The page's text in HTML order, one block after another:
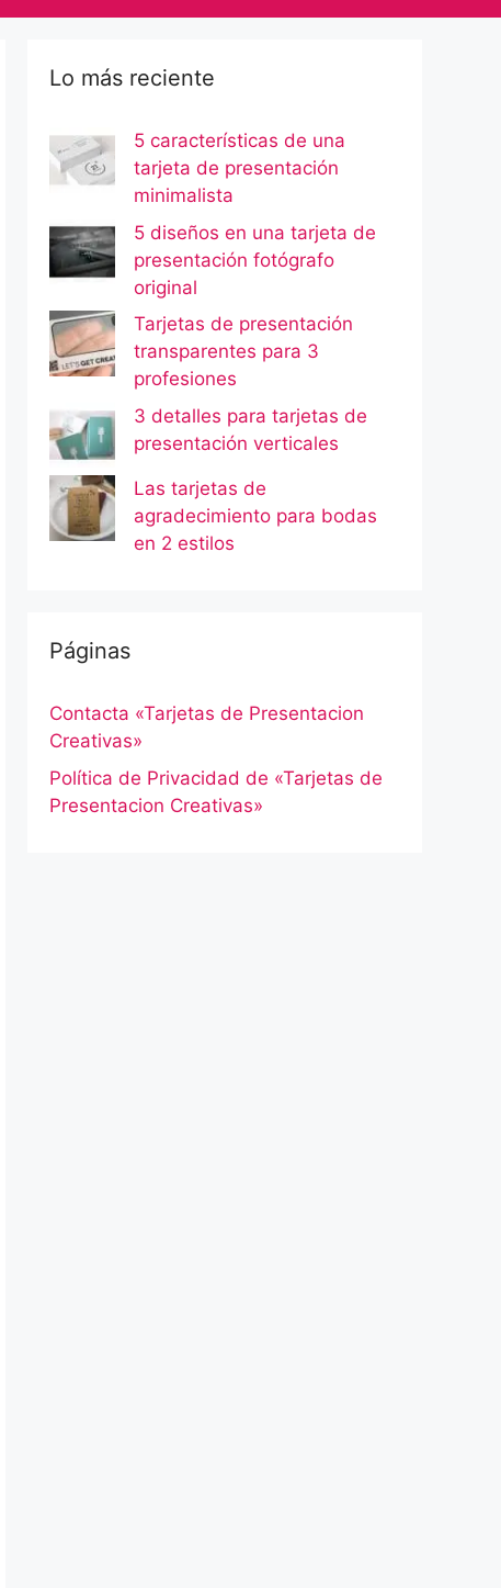
Lo más reciente
5 características de una
tarjeta de presentación
minimalista
5 diseños en una tarjeta de
presentación fotógrafo
original
Tarjetas de presentación
transparentes para 3
profesiones
3 detalles para tarjetas de
presentación verticales
Las tarjetas de
agradecimiento para bodas
en 2 estilos
Páginas
Contacta «Tarjetas de Presentacion
Creativas»
Política de Privacidad de «Tarjetas de
Presentacion Creativas»